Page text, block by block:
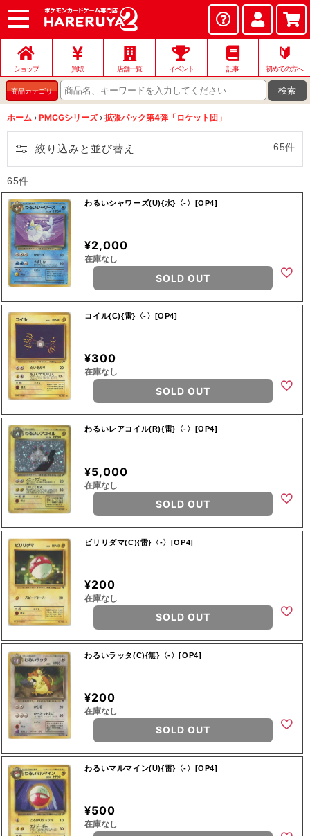
ショップ
店頭買取
ネット買取
店舗一覧
イベント
お問い合わせ
ショップ 買取 店舗一覧 イベント 記事
🔰
初めての方へ
商品カテゴリ 検索
ホーム › PMCGシリーズ › 拡張パック第4弾「ロケット団」
絞り込みと並び替え 65件
65件
わるいシャワーズ(U){水}〈-〉[OP4]
¥2,000
在庫なし
SOLD OUT
コイル(C){雷}〈-〉[OP4]
¥300
在庫なし
SOLD OUT
わるいレアコイル(R){雷}〈-〉[OP4]
¥5,000
在庫なし
SOLD OUT
ビリリダマ(C){雷}〈-〉[OP4]
¥200
在庫なし
SOLD OUT
わるいラッタ(C){無}〈-〉[OP4]
¥200
在庫なし
SOLD OUT
わるいマルマイン(U){雷}〈-〉[OP4]
¥500
在庫なし